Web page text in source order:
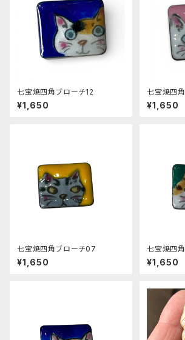
七宝焼四角ブローチ12
¥1,650
七宝焼四
¥1,650
七宝焼四角ブローチ07
¥1,650
七宝焼四
¥1,650